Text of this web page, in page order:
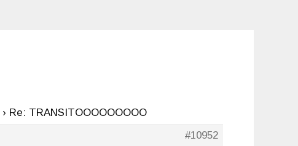
› Re: TRANSITOOOOOOOOO
#10952